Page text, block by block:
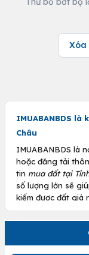
Xóa
IMUABANBDS
Châu
IMUABANBDS là
hoặc đăng tải
tin mua đất tại
số lượng lớn sẽ
kiếm được đất giá
nhu cầu bán
được nhanh hơn.